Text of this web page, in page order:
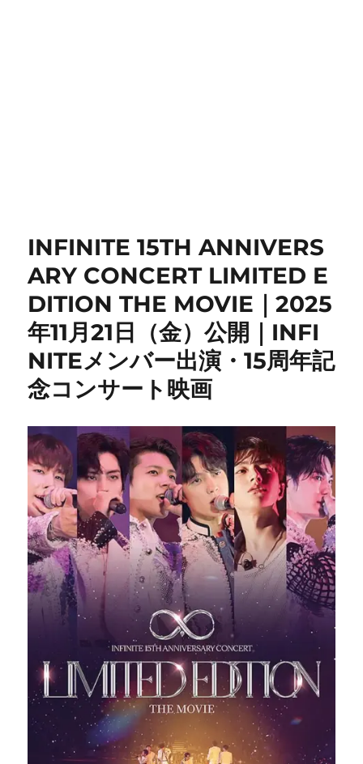
INFINITE 15TH ANNIVERS
ARY CONCERT LIMITED E
DITION THE MOVIE｜2025
年11月21日（金）公開｜INFI
NITEメンバー出演・15周年記
念コンサート映画